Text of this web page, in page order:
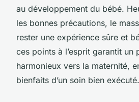
au développement du bébé.
les bonnes précautions, le
rester une expérience sûre et
ces points à l’esprit garantit un
harmonieux vers la maternité,
bienfaits d’un soin bien exécuté.